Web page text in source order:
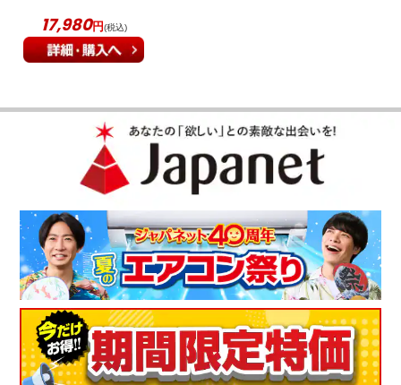
ズ ネイビーブラック
KFPS6SVJ-S
17,980円(税込)